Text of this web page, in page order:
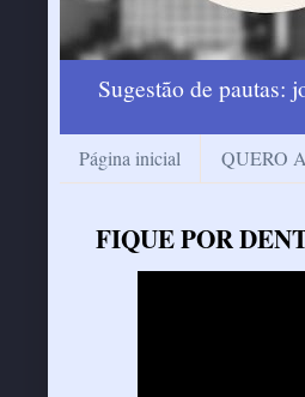
Sugestão de pautas:
Página inicial QUERO
FIQUE POR